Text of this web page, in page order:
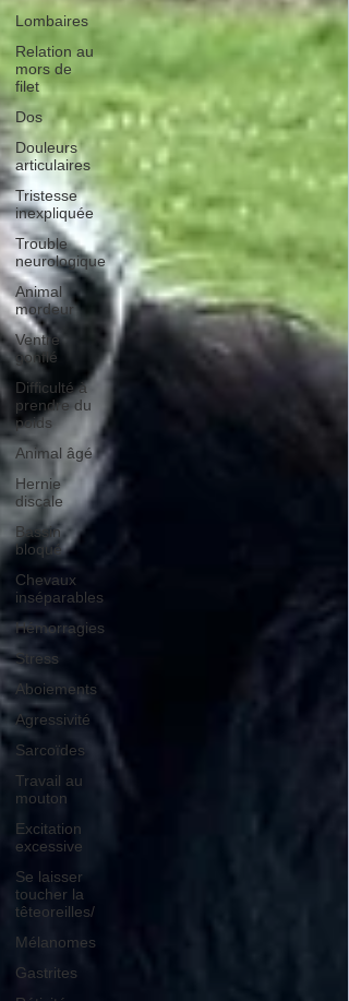
Lombaires
Relation au
mors de
filet
Dos
Douleurs
articulaires
Tristesse
inexpliquée
Trouble
neurologique
Animal
mordeur
Ventre
gonflé
Difficulté à
prendre du
poids
Animal âgé
Hernie
discale
Bassin
bloqué
Chevaux
inséparables
Hémorragies
Stress
Aboiements
Agressivité
Sarcoïdes
Travail au
mouton
Excitation
excessive
Se laisser
toucher la
têteoreilles/
Mélanomes
Gastrites